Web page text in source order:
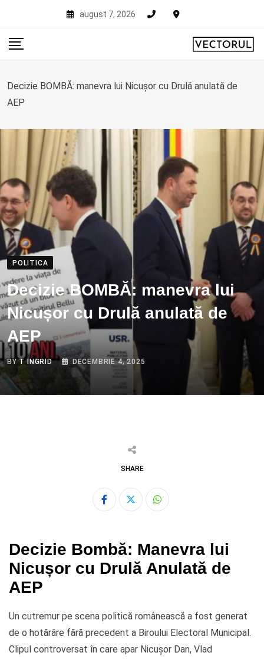
content
august 7, 2026
Decizie BOMBĂ: manevra lui Nicușor cu Drulă anulată de
AEP
POLITICA
Decizie BOMBĂ: manevra lui
Nicușor cu Drulă anulată de
AEP
BYT INGRID DECEMBRIE 4, 2025
SHARE
Whatsapp
Decizie Bombă: Manevra lui
Nicușor cu Drulă Anulată de
AEP
Un cutremur pe scena politică românească a fost generat
de o hotărâre fără precedent a Biroului Electoral Municipal.
Clipul controversat în care apar Nicușor Dan, Vlad